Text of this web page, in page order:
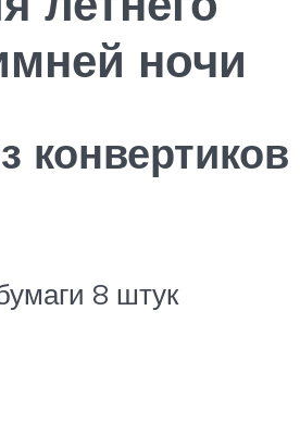
ночи
конвертиков
8 штук